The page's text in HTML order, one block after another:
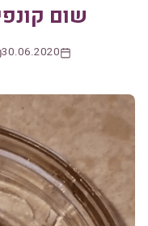
שום
30.06.2020